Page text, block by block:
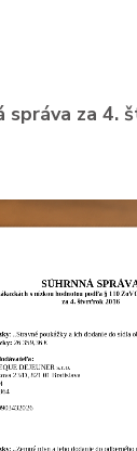
správa za 4.